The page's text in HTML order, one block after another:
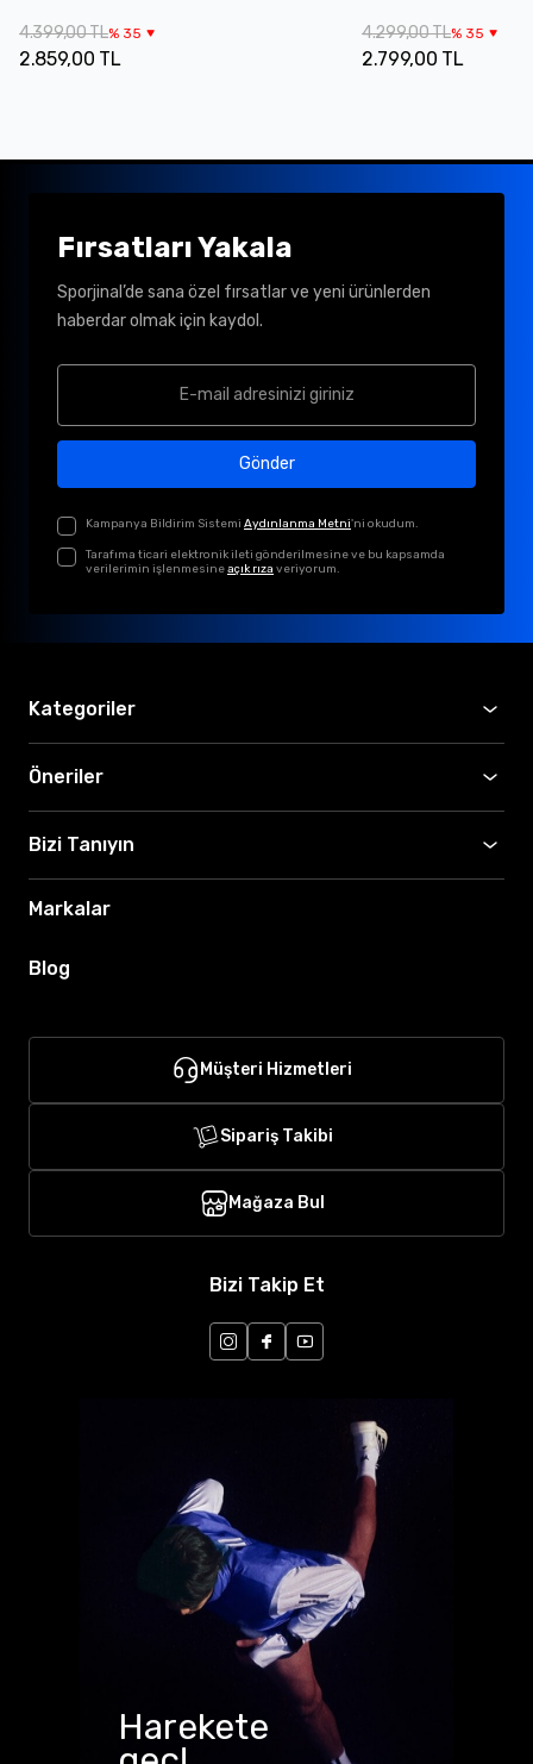
4.399,00 TL% 35
2.859,00 TL
4.299,00 TL% 35
2.799,00 TL
Fırsatları Yakala
Sporjinal’de sana özel fırsatlar ve yeni ürünlerden
haberdar olmak için kaydol.
Gönder
Kampanya Bildirim Sistemi Aydınlanma Metni'ni okudum.
Tarafıma ticari elektronik ileti gönderilmesine ve bu kapsamda
verilerimin işlenmesineaçık rıza veriyorum.
Kategoriler
Öneriler
Bizi Tanıyın
Markalar
Blog
Müşteri Hizmetleri
Sipariş Takibi
Mağaza Bul
Bizi Takip Et
Harekete